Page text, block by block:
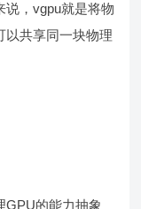
说，vgpu就是将物
以共享同一块物理
GPU的能力抽象